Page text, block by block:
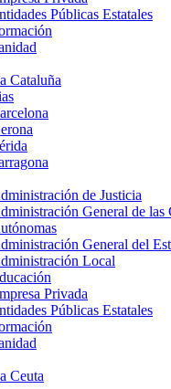
Públicas Estatales
Cataluña
de Justicia
General de las
General del
Local
Privada
Públicas Estatales
Ceuta